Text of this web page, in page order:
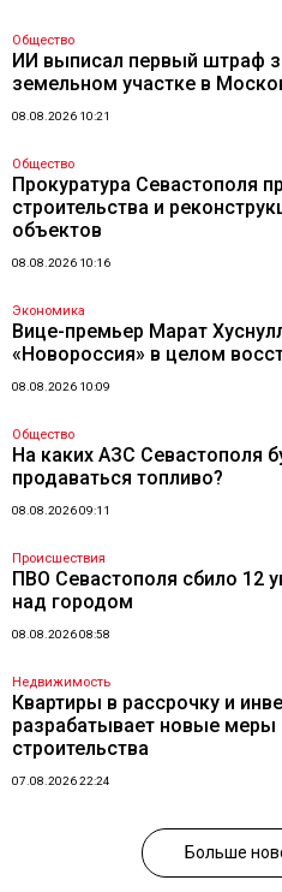
Общество
ИИ выписал первый штраф
земельном участке в
08.08.2026 10:21
Общество
Прокуратура Севастополя
строительства и
объектов
08.08.2026 10:16
Экономика
Вице-премьер Марат
«Новороссия» в целом
08.08.2026 10:09
Общество
На каких АЗС Севастополя
продаваться топливо?
08.08.2026 09:11
Происшествия
ПВО Севастополя сбило 12
над городом
08.08.2026 08:58
Недвижимость
Квартиры в рассрочку и
разрабатывает новые
строительства
07.08.2026 22:24
Больше